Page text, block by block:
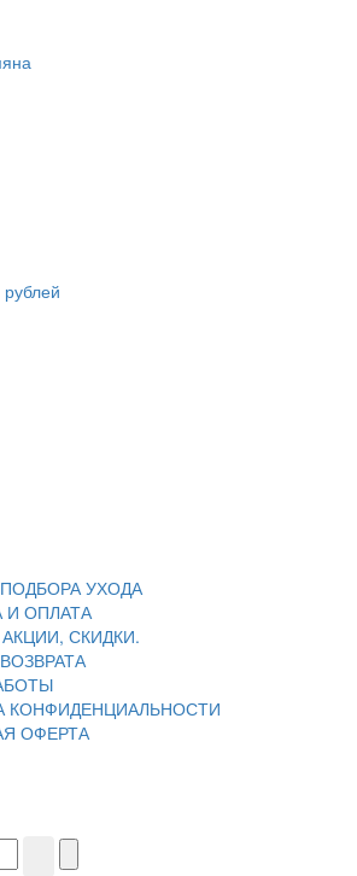
УХОДА
И ОПЛАТА
СКИДКИ.
КОНФИДЕНЦИАЛЬНОСТИ
ОФЕРТА